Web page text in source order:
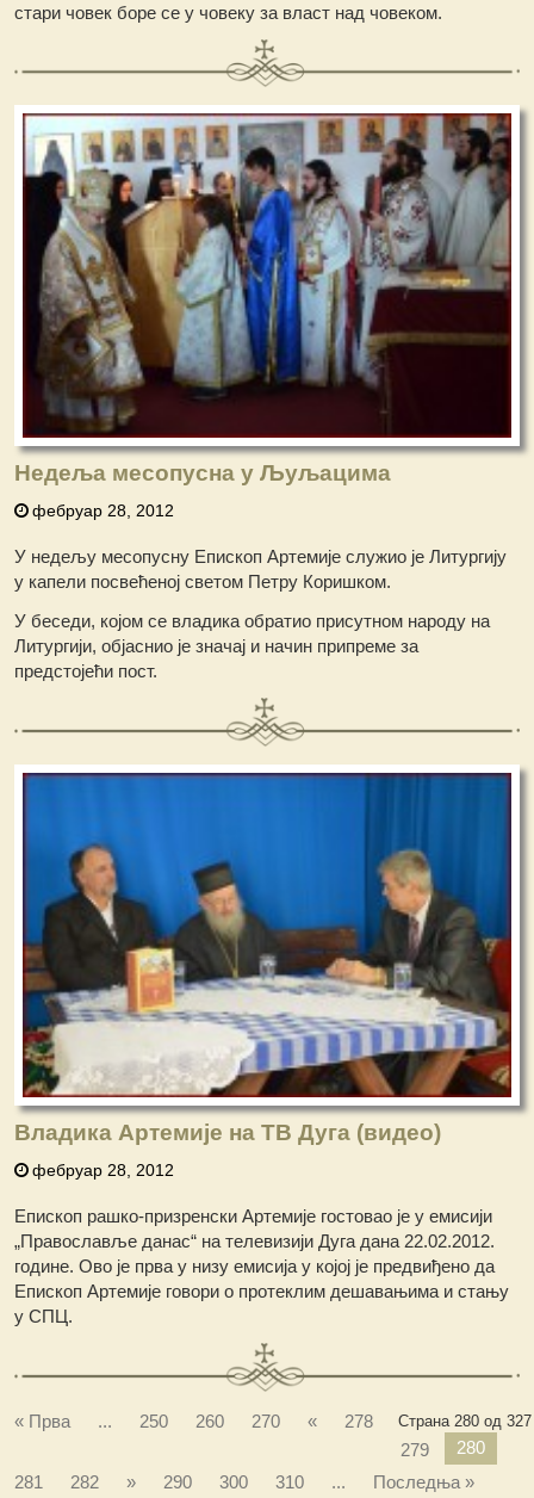
стари човек боре се у човеку за власт над човеком.
Недеља месопусна у Љуљацима
фебруар 28, 2012
У недељу месопусну Епископ Артемије служио је Литургију
у капели посвећеној светом Петру Коришком.
У беседи, којом се владика обратио присутном народу на
Литургији, објаснио је значај и начин припреме за
предстојећи пост.
Владика Артемије на ТВ Дуга (видео)
фебруар 28, 2012
Епископ рашко-призренски Артемије гостовао je у емисији
„Православље данас“ на телевизији Дуга дана 22.02.2012.
године. Ово је прва у низу емисија у којој је предвиђено да
Епископ Артемије говори о протеклим дешавањима и стању
у СПЦ.
Страна 280 од 327
« Прва ... 250 260 270 «
278
279
280
281
282 » 290 300 310 ... Последња »